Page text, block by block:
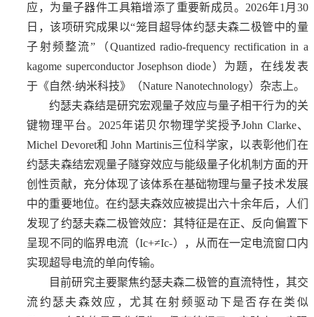
应，为量子器件工具箱增添了重要新成员。 2026年1月30
日，该项研究成果以“笼目超导体约瑟夫森二极管中的量
子射频整流”（Quantized radio-frequency rectification in a
kagome superconductor Josephson diode）为题，在线发表
于《自然·纳米科技》（Nature Nanotechnology）杂志上。
约瑟夫森结是研究宏观量子效应与量子相干行为的关
键物理平台。2025年诺贝尔物理学奖授予John Clarke、
Michel Devoret和 John Martinis三位科学家，以表彰他们在
约瑟夫森结宏观量子隧穿效应与能级量子化机制方面的开
创性贡献，充分体现了该体系在基础物理与量子技术发展
中的重要地位。 在约瑟夫森效应被提出六十余年后，人们
发现了约瑟夫森二极管效应 ：其特征是在正、反向偏置下
呈现不同的临界电流（Ic+≠Ic-）
，从而在一定电流窗口内
实现超导电流的单向传输。
目前研究主要聚焦约瑟夫森二极管的直流特性，其交
流约瑟夫森效应，尤其在射频驱动下是否存在类似